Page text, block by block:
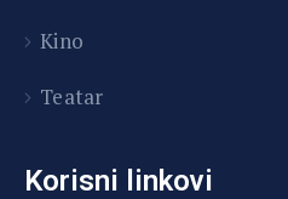
Kino
Teatar
Korisni linkovi